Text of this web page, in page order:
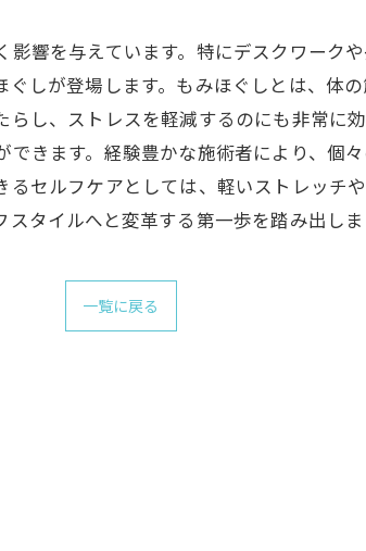
響を与えています。特にデスクワーク
しが登場します。もみほぐしとは、体
し、ストレスを軽減するのにも非常に
きます。経験豊かな施術者により、個
セルフケアとしては、軽いストレッチ
タイルへと変革する第一歩を踏み出しま
一覧に戻る